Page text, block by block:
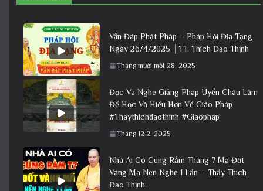
Vấn Đáp Phật Pháp – Pháp Hội Địa Tạng
Ngày 26/4/2025 │TT. Thích Đạo Thịnh
Tháng mười một 28, 2025
Đọc Và Nghe Giảng Pháp Uyển Châu Lâm
Để Học Và Hiểu Hơn Về Giáo Pháp
#Thaythichdaothinh #Giaophap
Tháng 12 2, 2025
Nhà Ai Có Cúng Rằm Tháng 7 Mà Đốt
Vàng Mã Nên Nghe 1 Lần – Thầy Thích
Đạo Thịnh.